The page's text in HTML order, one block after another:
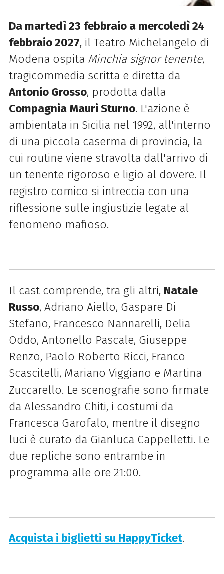
Da martedì 23 febbraio a mercoledì 24
febbraio 2027, il Teatro Michelangelo di
Modena ospita Minchia signor tenente,
tragicommedia scritta e diretta da
Antonio Grosso, prodotta dalla
Compagnia Mauri Sturno. L'azione è
ambientata in Sicilia nel 1992, all'interno
di una piccola caserma di provincia, la
cui routine viene stravolta dall'arrivo di
un tenente rigoroso e ligio al dovere. Il
registro comico si intreccia con una
riflessione sulle ingiustizie legate al
fenomeno mafioso.
Il cast comprende, tra gli altri, Natale
Russo, Adriano Aiello, Gaspare Di
Stefano, Francesco Nannarelli, Delia
Oddo, Antonello Pascale, Giuseppe
Renzo, Paolo Roberto Ricci, Franco
Scascitelli, Mariano Viggiano e Martina
Zuccarello. Le scenografie sono firmate
da Alessandro Chiti, i costumi da
Francesca Garofalo, mentre il disegno
luci è curato da Gianluca Cappelletti. Le
due repliche sono entrambe in
programma alle ore 21:00.
Acquista i biglietti su HappyTicket.